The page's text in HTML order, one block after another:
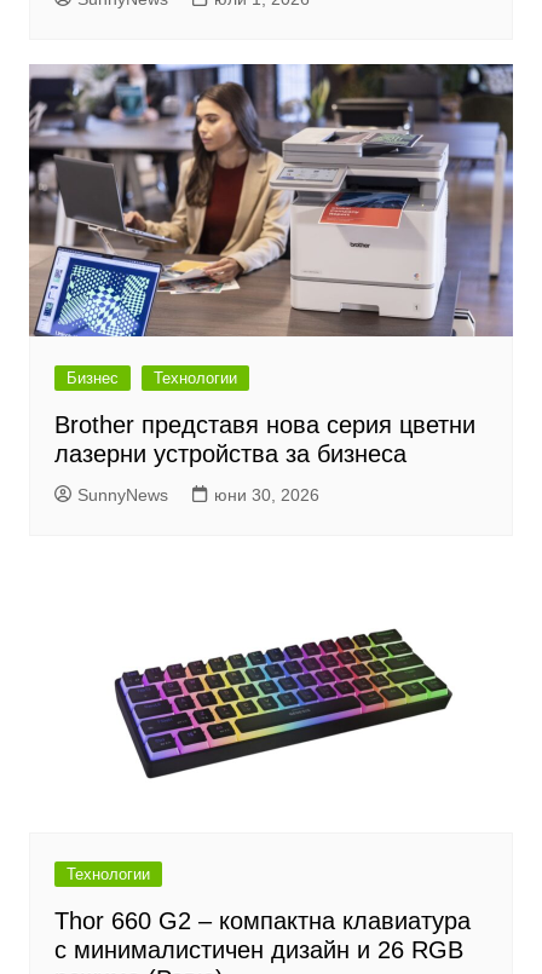
Бизнес Технологии
Brother представя нова серия цветни
лазерни устройства за бизнеса
SunnyNews юни 30, 2026
Технологии
Thor 660 G2 – компактна клавиатура
с минималистичен дизайн и 26 RGB